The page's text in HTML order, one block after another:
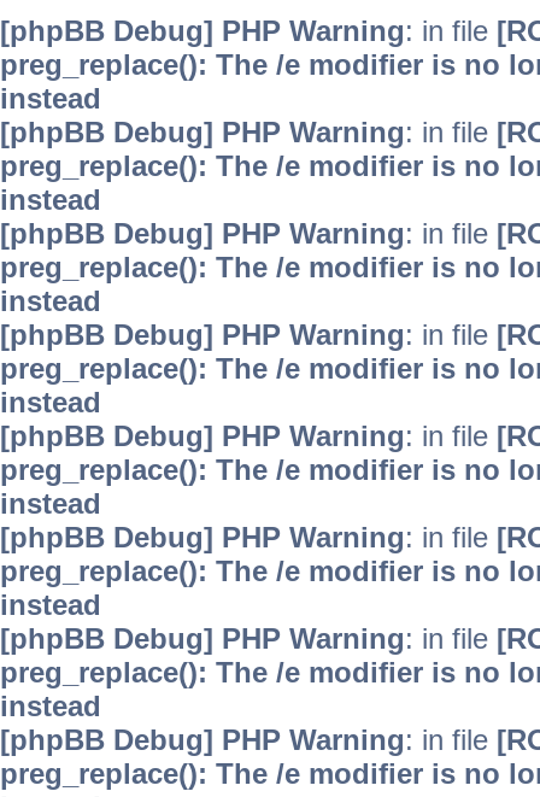
[phpBB Debug] PHP Warning: in file
preg_replace(): The /e modifier is no
instead
[phpBB Debug] PHP Warning: in file
preg_replace(): The /e modifier is no
instead
[phpBB Debug] PHP Warning: in file
preg_replace(): The /e modifier is no
instead
[phpBB Debug] PHP Warning: in file
preg_replace(): The /e modifier is no
instead
[phpBB Debug] PHP Warning: in file
preg_replace(): The /e modifier is no
instead
[phpBB Debug] PHP Warning: in file
preg_replace(): The /e modifier is no
instead
[phpBB Debug] PHP Warning: in file
preg_replace(): The /e modifier is no
instead
[phpBB Debug] PHP Warning: in file
preg_replace(): The /e modifier is no